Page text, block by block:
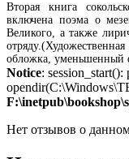
Вторая книга
включена поэма о
Великого, а также
обложка, уменьшенный
Notice:
Нет отзывов о